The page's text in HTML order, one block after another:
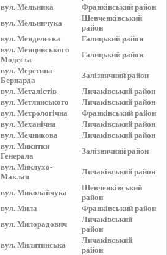
вул. Мельника Франківський район
вул. Мельничука
Шевченківський
район
вул. Менделєєва Галицький район
вул. Менцинського
Модеста
Галицький район
вул. Меретина
Бернарда
Залізничний район
вул. Металістів Личаківський район
вул. Метлинського Личаківський район
вул. Метрологічна Франківський район
вул. Механічна Личаківський район
вул. Мечникова Личаківський район
вул. Микитки
Генерала
Залізничний район
вул. Миклухо-
Маклая
Личаківський район
вул. Миколайчука
Шевченківський
район
вул. Мила Франківський район
вул. Милорадович
Личаківський
район
вул. Милятинська
Личаківський
район